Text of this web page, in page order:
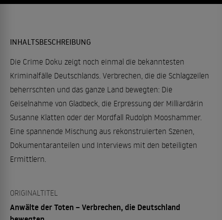
INHALTSBESCHREIBUNG
Die Crime Doku zeigt noch einmal die bekanntesten
Kriminalfälle Deutschlands. Verbrechen, die die Schlagzeilen
beherrschten und das ganze Land bewegten: Die
Geiselnahme von Gladbeck, die Erpressung der Milliardärin
Susanne Klatten oder der Mordfall Rudolph Mooshammer.
Eine spannende Mischung aus rekonstruierten Szenen,
Dokumentaranteilen und Interviews mit den beteiligten
Ermittlern.
ORIGINALTITEL
Anwälte der Toten – Verbrechen, die Deutschland